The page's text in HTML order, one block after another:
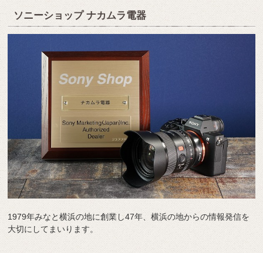
ソニーショップ ナカムラ電器
1979年みなと横浜の地に創業し47年、横浜の地からの情報発信を
大切にしてまいります。